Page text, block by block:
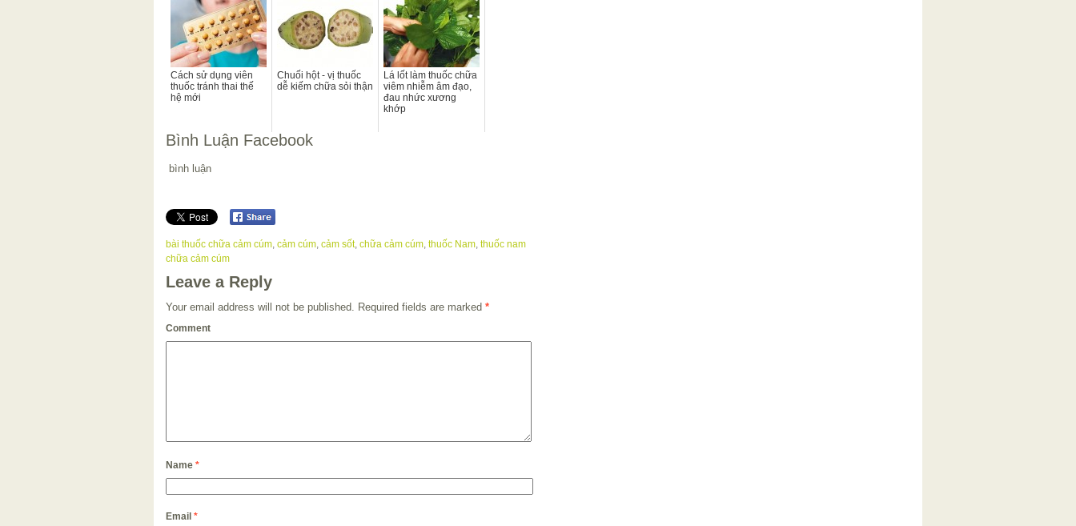
Cách sử dụng viên
thuốc tránh thai thế
hệ mới
Chuối hột - vị thuốc
dễ kiếm chữa sỏi thận
Lá lốt làm thuốc chữa
viêm nhiễm âm đạo,
đau nhức xương
khớp
Bình Luận Facebook
bình luận
bài thuốc chữa cảm cúm, cảm cúm, cảm sốt, chữa cảm cúm, thuốc Nam, thuốc nam
chữa cảm cúm
Leave a Reply
Your email address will not be published. Required fields are marked *
Comment
Name *
Email *